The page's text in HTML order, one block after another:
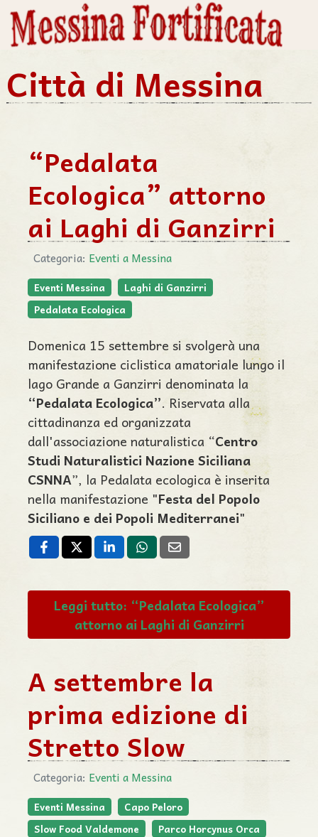
Città di Messina
“Pedalata
Ecologica” attorno
ai Laghi di Ganzirri
Categoria: Eventi a Messina
Eventi Messina
Laghi di Ganzirri
Pedalata Ecologica
Domenica 15 settembre si svolgerà una
manifestazione ciclistica amatoriale lungo il
lago Grande a Ganzirri denominata la
“Pedalata Ecologica”. Riservata alla
cittadinanza ed organizzata
dall'associazione naturalistica “Centro
Studi Naturalistici Nazione Siciliana
CSNNA”, la Pedalata ecologica è inserita
nella manifestazione "Festa del Popolo
Siciliano e dei Popoli Mediterranei"
Leggi tutto: “Pedalata Ecologica”
attorno ai Laghi di Ganzirri
A settembre la
prima edizione di
Stretto Slow
Categoria: Eventi a Messina
Eventi Messina
Capo Peloro
Slow Food Valdemone
Parco Horcynus Orca